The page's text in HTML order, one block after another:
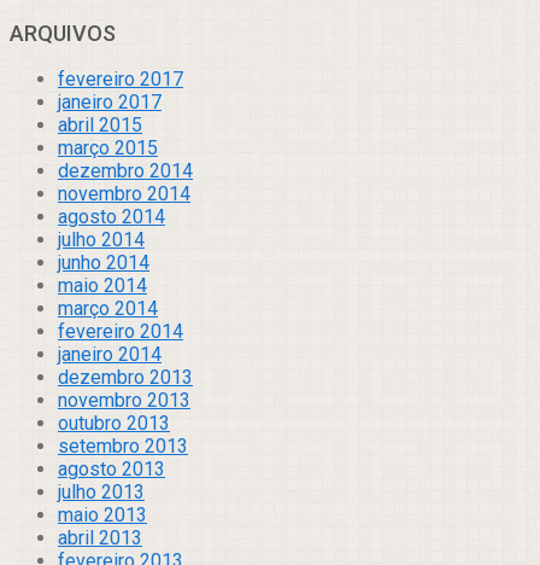
ARQUIVOS
fevereiro 2017
janeiro 2017
abril 2015
março 2015
dezembro 2014
novembro 2014
agosto 2014
julho 2014
junho 2014
maio 2014
março 2014
fevereiro 2014
janeiro 2014
dezembro 2013
novembro 2013
outubro 2013
setembro 2013
agosto 2013
julho 2013
maio 2013
abril 2013
fevereiro 2013